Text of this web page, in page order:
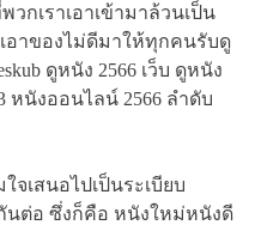
วกเราเอาเข้ามาล้วนเป็น
อาของไม่ดีมาให้ทุกคนรับดู
ดูหนัง 2566 เว็บ ดูหนัง
หนังออนไลน์ 2566 ลำดับ
จเสนอไปเป็นระเบียบ
นต่อ ซึ่งก็คือ หนังใหม่หนังดี